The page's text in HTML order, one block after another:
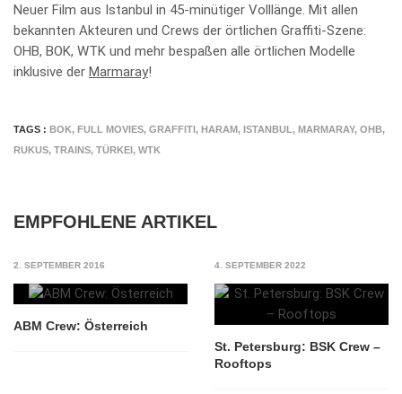
Neuer Film aus Istanbul in 45-minütiger Volllänge. Mit allen
bekannten Akteuren und Crews der örtlichen Graffiti-Szene:
OHB, BOK, WTK und mehr bespaßen alle örtlichen Modelle
inklusive der Marmaray!
TAGS : BOK, FULL MOVIES, GRAFFITI, HARAM, ISTANBUL , MARMARAY, OHB,
RUKUS, TRAINS, TÜRKEI, WTK
EMPFOHLENE ARTIKEL
2. SEPTEMBER 2016
ABM Crew: Österreich
4. SEPTEMBER 2022
St. Petersburg: BSK Crew –
Rooftops